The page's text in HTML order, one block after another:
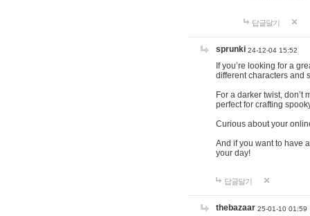
답글달기
sprunki 24-12-04 15:52
If you’re looking for a
different characters and
For a darker twist, don’t
perfect for crafting
Curious about your
And if you want to have
your day!
답글달기
thebazaar 25-01-10 01:59